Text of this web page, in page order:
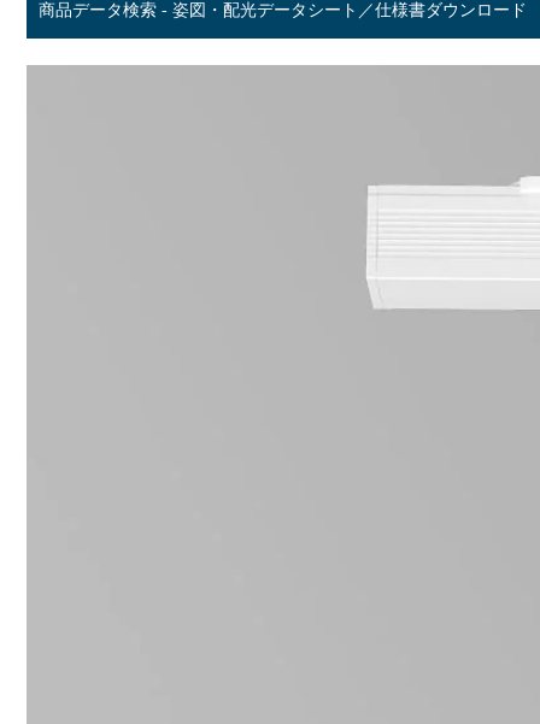
商品データ検索 - 姿図・配光データシート／仕様書ダウンロード